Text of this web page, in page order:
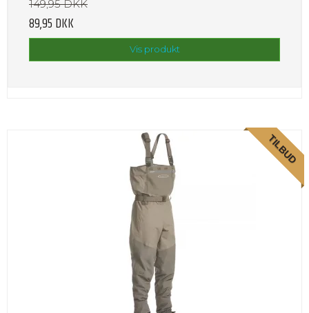
149,95 DKK
89,95 DKK
Vis produkt
TILBUD